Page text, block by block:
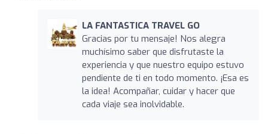
LA FANTASTICA TRAVEL GO
Gracias por tu mensaje! Nos alegra
muchísimo saber que disfrutaste la
experiencia y que nuestro equipo estuvo
pendiente de ti en todo momento. ¡Esa es
la idea! Acompañar, cuidar y hacer que
cada viaje sea inolvidable.